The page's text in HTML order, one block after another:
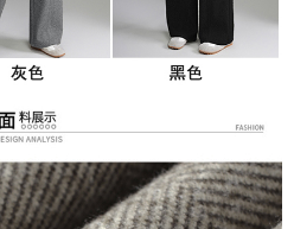
用戶之使用額度並採取法律行動。
查看運費